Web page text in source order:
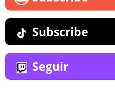
Subscribe
Seguir